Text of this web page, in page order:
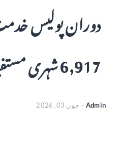
دوران پولیس
6,917 شہری مستفید
Admin
- جون 03, 2026